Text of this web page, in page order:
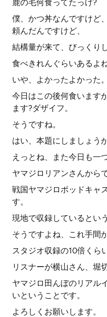
鹿の毛何食ってたっけ?
僕、かつ丼なんですけど
頼んだんですけど、
結構量が来て、びっくり
食べきれんぐらいあるよね
いや、よかったよかった。
今日はこの後何食います
ます?ダザイフ。
そうですね。
はい、本題にしましょうか
えっとね、また今日も一
ヤマジロリアンさんからで
戦国ヤマジロポッドキャ
す。
現地で収録しているとい
そうですよね、これ手間
スタジオ収録の10倍くら
リスナーが横山さん、堀
ヤマジロ田んぼのリアル
いということです。
よろしくお願いします。